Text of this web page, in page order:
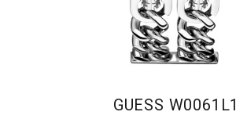
GUESS W0061L1